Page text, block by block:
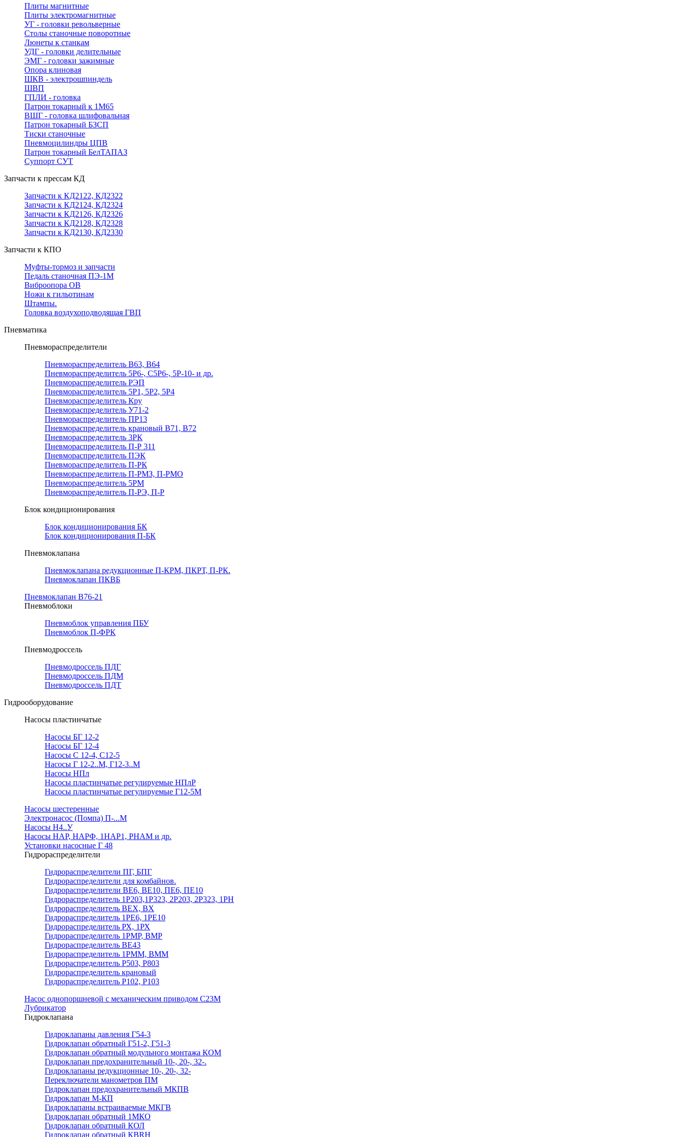
Плиты магнитные
Плиты электромагнитные
УГ - головки револьверные
Столы станочные поворотные
Люнеты к станкам
УДГ - головки делительные
ЭМГ - головки зажимные
Опора клиновая
ШКВ - электрошпиндель
ШВП
ГПЛИ - головка
Патрон токарный к 1М65
ВШГ - головка шлифовальная
Патрон токарный БЗСП
Тиски станочные
Пневмоцилиндры ЦПВ
Патрон токарный БелТАПАЗ
Суппорт СУТ
Запчасти к прессам КД
Запчасти к КД2122, КД2322
Запчасти к КД2124, КД2324
Запчасти к КД2126, КД2326
Запчасти к КД2128, КД2328
Запчасти к КД2130, КД2330
Запчасти к КПО
Муфты-тормоз и запчасти
Педаль станочная ПЭ-1М
Виброопора ОВ
Ножи к гильотинам
Штампы.
Головка воздухоподводящая ГВП
Пневматика
Пневмораспределители
Пневмораспределитель В63, В64
Пневмораспределитель 5Р6-, С5Р6-, 5Р-10- и др.
Пневмораспределитель РЭП
Пневмораспределитель 5Р1, 5Р2, 5Р4
Пневмораспределитель Кру
Пневмораспределитель У71-2
Пневмораспределитель ПР13
Пневмораспределитель крановый В71, В72
Пневмораспределитель 3РК
Пневмораспределитель П-Р 311
Пневмораспределитель ПЭК
Пневмораспределитель П-РК
Пневмораспределитель П-РМЗ, П-РМО
Пневмораспределитель 5РМ
Пневмораспределитель П-РЭ, П-Р
Блок кондиционирования
Блок кондиционирования БК
Блок кондиционирования П-БК
Пневмоклапана
Пневмоклапана редукционные П-КРМ, ПКРТ, П-РК.
Пневмоклапан ПКВБ
Пневмоклапан В76-21
Пневмоблоки
Пневмоблок управления ПБУ
Пневмоблок П-ФРК
Пневмодроссель
Пневмодроссель ПДГ
Пневмодроссель ПДМ
Пневмодроссель ПДТ
Гидрооборудование
Насосы пластинчатые
Насосы БГ 12-2
Насосы БГ 12-4
Насосы С 12-4, С12-5
Насосы Г 12-2..М, Г12-3..М
Насосы НПл
Насосы пластинчатые регулируемые НПлР
Насосы пластинчатые регулируемые Г12-5М
Насосы шестеренные
Электронасос (Помпа) П-...М
Насосы Н4..У
Насосы НАР, НАРФ, 1НАР1, РНАМ и др.
Установки насосные Г 48
Гидрораспределители
Гидрораспределители ПГ, БПГ
Гидрораспределители для комбайнов.
Гидрораспределители ВЕ6, ВЕ10, ПЕ6, ПЕ10
Гидрораспределитель 1Р203,1Р323, 2Р203, 2Р323, 1РН
Гидрораспределитель ВЕХ, ВХ
Гидрораспределитель 1РЕ6, 1РЕ10
Гидрораспределитель РХ, 1РХ
Гидрораспределитель 1РМР, ВМР
Гидрораспределитель ВЕ43
Гидрораспределитель 1РММ, ВММ
Гидрораспределитель Р503, Р803
Гидрораспределитель крановый
Гидрораспределитель Р102, Р103
Насос однопоршневой с механическим приводом С23М
Лубрикатор
Гидроклапана
Гидроклапаны давления Г54-3
Гидроклапан обратный Г51-2, Г51-3
Гидроклапан обратный модульного монтажа КОМ
Гидроклапан предохранительный 10-, 20-, 32-.
Гидроклапаны редукционные 10-, 20-, 32-
Переключатели манометров ПМ
Гидроклапан предохранительный МКПВ
Гидроклапан М-КП
Гидроклапаны встраиваемые МКГВ
Гидроклапан обратный 1МКО
Гидроклапан обратный КОЛ
Гидроклапан обратный КВRН